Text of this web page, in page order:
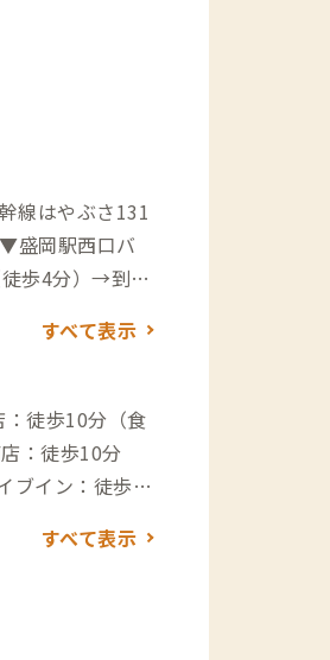
線はやぶさ131
岡駅西口バ
歩4分）→到着
45分）→盛岡
く号60分）
しください。
がおすすめで
るため、ご注
すべて表示
：徒歩10分
日帰り温泉）
すべて表示